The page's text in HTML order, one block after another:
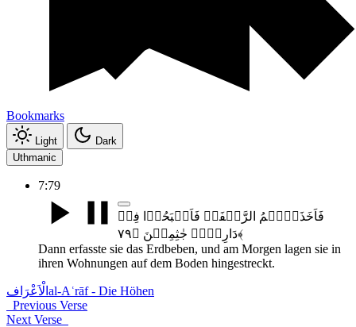
Bookmarks
Light
Dark
Uthmanic
7:79
فَاَخَذَتۡہُمُ الرَّجۡفَۃُ فَاَصۡبَحُوۡا فِیۡ
دَارِہِمۡ جٰثِمِیۡنَ ﴿۷۹﴾
Dann erfasste sie das Erdbeben, und am Morgen lagen sie in
ihren Wohnungen auf dem Boden hingestreckt.
الْاَعْرَاف al-Aʿrāf - Die Höhen
Previous Verse
Next Verse